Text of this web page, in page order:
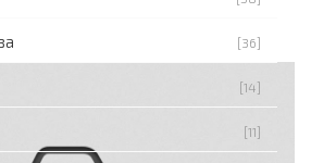
[36]
[14]
[11]